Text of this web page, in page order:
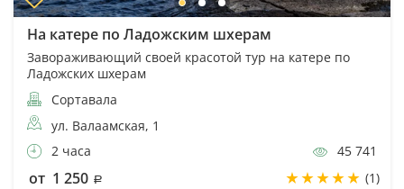
На катере по Ладожским шхерам
Завораживающий своей красотой тур на катере по
Ладожских шхерам
Сортавала
ул. Валаамская, 1
2 часа
45 741
от 1 250 (1)